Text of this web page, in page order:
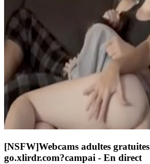
[NSFW]Webcams adultes gratuites
go.xlirdr.com?campai - En direct